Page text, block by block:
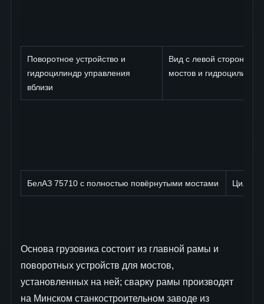
Поворотное устройство и
гидроцилиндр управления
вблизи
Вид с левой стороны на
мостов и
БелАЗ 75710 с полностью повёрнутыми мостами
Основа грузовика состоит из главной рамы и
поворотных устройств для мостов,
установленных на ней; сварку рамы производят
на Минском станкостроительном заводе из